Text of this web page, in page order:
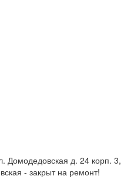
Домодедовская д. 24 корп. 3,
- закрыт на ремонт!